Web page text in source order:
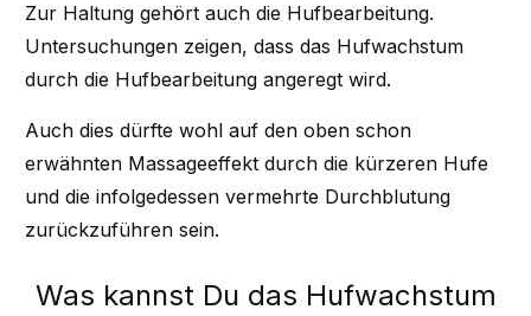
Zur Haltung gehört auch die Hufbearbeitung.
Untersuchungen zeigen, dass das Hufwachstum
durch die Hufbearbeitung angeregt wird.
Auch dies dürfte wohl auf den oben schon
erwähnten Massageeffekt durch die kürzeren Hufe
und die infolgedessen vermehrte Durchblutung
zurückzuführen sein.
Was kannst Du das Hufwachstum